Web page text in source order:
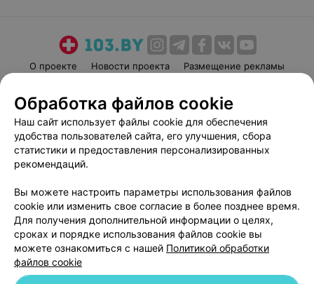
О проекте Новости проекта
Размещение рекламы
Пользовательское соглашение
Способы оплаты
Вакансии
Партнеры
Написать руководителю 103.by
Обработка персональных данных
Обработка файлов cookie
Наш сайт использует файлы cookie для обеспечения
удобства пользователей сайта, его улучшения, сбора
статистики и предоставления персонализированных
рекомендаций.
Вы можете настроить параметры использования файлов
cookie или изменить свое согласие в более позднее время.
Для получения дополнительной информации о целях,
сроках и порядке использования файлов cookie вы
можете ознакомиться с нашей Политикой обработки
файлов cookie